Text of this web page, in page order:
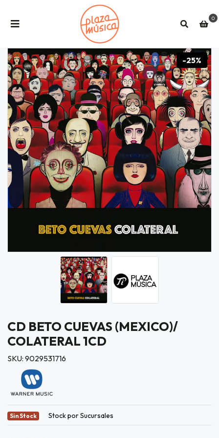
0
-25%
CD BETO CUEVAS (MEXICO)/
COLATERAL 1CD
SKU: 9029531716
Sin Stock Stock por Sucursales